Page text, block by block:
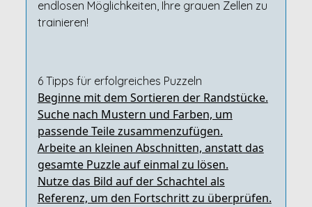
endlosen Möglichkeiten, Ihre grauen Zellen zu
trainieren!
6 Tipps für erfolgreiches Puzzeln
Beginne mit dem Sortieren der Randstücke.
Suche nach Mustern und Farben, um
passende Teile zusammenzufügen.
Arbeite an kleinen Abschnitten, anstatt das
gesamte Puzzle auf einmal zu lösen.
Nutze das Bild auf der Schachtel als
Referenz, um den Fortschritt zu überprüfen.